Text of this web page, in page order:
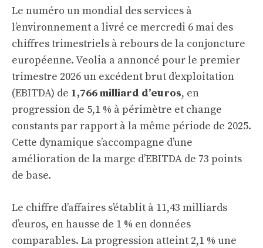
Le numéro un mondial des services à
l’environnement a livré ce mercredi 6 mai des
chiffres trimestriels à rebours de la conjoncture
européenne. Veolia a annoncé pour le premier
trimestre 2026 un excédent brut d’exploitation
(EBITDA) de 1,766 milliard d’euros, en
progression de 5,1 % à périmètre et change
constants par rapport à la même période de 2025.
Cette dynamique s’accompagne d’une
amélioration de la marge d’EBITDA de 73 points
de base.
Le chiffre d’affaires s’établit à 11,43 milliards
d’euros, en hausse de 1 % en données
comparables. La progression atteint 2,1 % une